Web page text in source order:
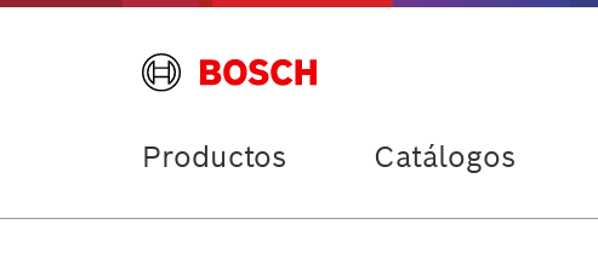
Productos Catálogos